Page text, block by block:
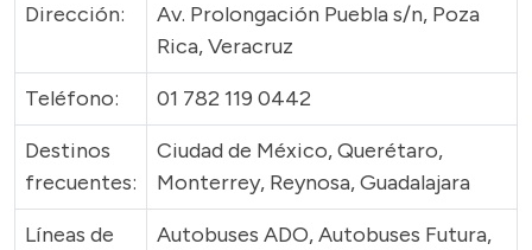
Dirección:
Av. Prolongación Puebla s/n, Poza
Rica, Veracruz
Teléfono:
01 782 119 0442
Destinos
frecuentes:
Ciudad de México, Querétaro,
Monterrey, Reynosa, Guadalajara
Líneas de
Autobuses ADO, Autobuses Futura,